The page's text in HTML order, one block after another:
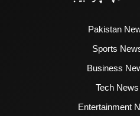
Pakistan
Sports
Business
Tech
Entertainment